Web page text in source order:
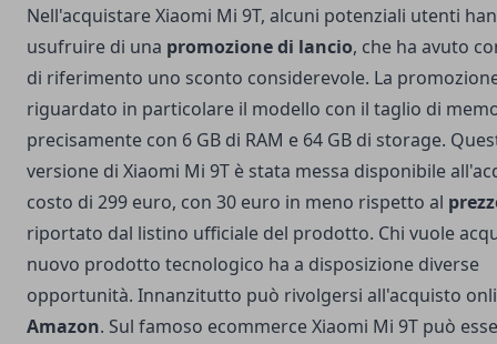
Nell'acquistare Xiaomi Mi 9T, alcuni potenziali utenti
usufruire di una promozione di lancio, che ha avuto
di riferimento uno sconto considerevole. La
riguardato in particolare il modello con il taglio di
precisamente con 6 GB di RAM e 64 GB di storage.
versione di Xiaomi Mi 9T è stata messa disponibile
costo di 299 euro, con 30 euro in meno rispetto al
riportato dal listino ufficiale del prodotto. Chi vuole
nuovo prodotto tecnologico ha a disposizione diverse
opportunità. Innanzitutto può rivolgersi all'acquisto
Amazon. Sul famoso ecommerce Xiaomi Mi 9T può